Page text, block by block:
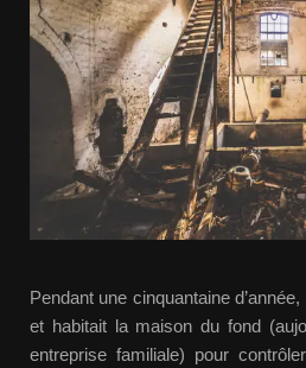
Pendant une cinquantaine
et habitait la maison du fond
entreprise familiale) pour